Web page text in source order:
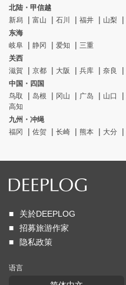
北陆・甲信越
新舄
富山 石川 福井 山梨
东海
岐阜
静冈 爱知
三重
关西
滋賀
京都 大阪 兵库 奈良
中国・四国
鸟取
岛根 冈山 广岛 山口
高知
九州・冲绳
福冈
佐贺 长崎 熊本 大分
关於DEEPLOG
招募旅游作家
隐私政策
语言